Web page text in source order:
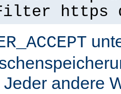
https
Jeder andere